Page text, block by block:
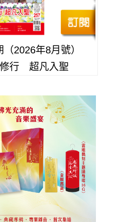
（2026年8月號）
行 超凡入聖